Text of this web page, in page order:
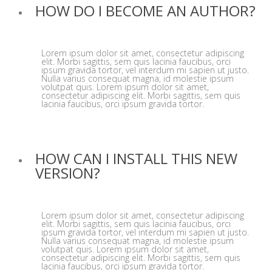
HOW DO I BECOME AN AUTHOR?
Lorem ipsum dolor sit amet, consectetur adipiscing
elit. Morbi sagittis, sem quis lacinia faucibus, orci
ipsum gravida tortor, vel interdum mi sapien ut justo.
Nulla varius consequat magna, id molestie ipsum
volutpat quis. Lorem ipsum dolor sit amet,
consectetur adipiscing elit. Morbi sagittis, sem quis
lacinia faucibus, orci ipsum gravida tortor.
HOW CAN I INSTALL THIS NEW
VERSION?
Lorem ipsum dolor sit amet, consectetur adipiscing
elit. Morbi sagittis, sem quis lacinia faucibus, orci
ipsum gravida tortor, vel interdum mi sapien ut justo.
Nulla varius consequat magna, id molestie ipsum
volutpat quis. Lorem ipsum dolor sit amet,
consectetur adipiscing elit. Morbi sagittis, sem quis
lacinia faucibus, orci ipsum gravida tortor.